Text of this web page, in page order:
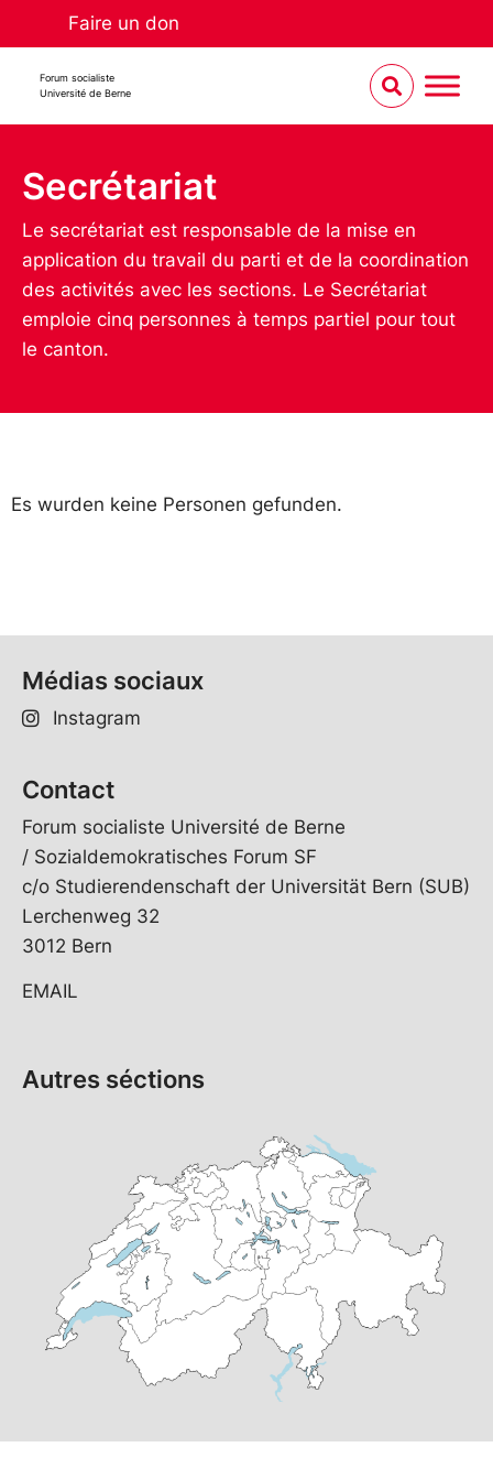
Faire un don
Forum socialiste
Université de Berne
Secrétariat
Le secrétariat est responsable de la mise en
application du travail du parti et de la coordination
des activités avec les sections. Le Secrétariat
emploie cinq personnes à temps partiel pour tout
le canton.
Es wurden keine Personen gefunden.
Médias sociaux
Instagram
Contact
Forum socialiste Université de Berne
/ Sozialdemokratisches Forum SF
c/o Studierendenschaft der Universität Bern (SUB)
Lerchenweg 32
3012 Bern
EMAIL
Autres séctions